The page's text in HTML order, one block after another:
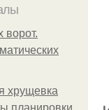
ворот.
хрущевка
планировки